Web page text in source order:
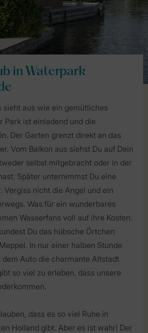
in Waterpark
sieht aus wie ein gemütliches
Park ist einladend und die
Der Garten grenzt direkt an das
Vom Balkon aus siehst Du auf Dein
selbst mitgebracht oder in der
Später unternimmst Du eine
Vergiss nicht die Angel und ein
Was für ein wunderbares
Wasserfans voll auf ihre Kosten.
Du das hübsche Örtchen
In nur einer halben Stunde
Auto die charmante Altstadt
so viel zu erleben, dass unsere
dass es so viel Ruhe in
Holland gibt. Aber es ist wahr! Der